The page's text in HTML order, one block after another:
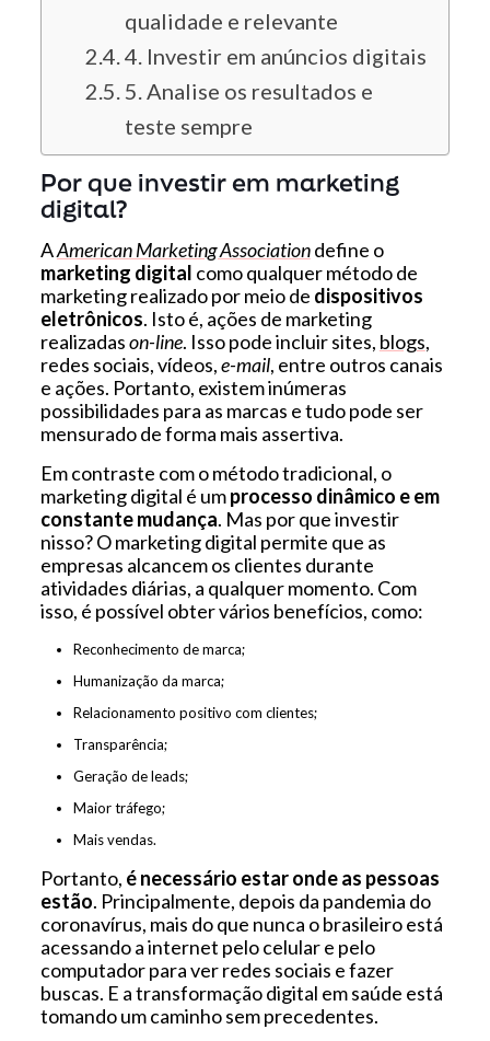
qualidade e relevante
4. Investir em anúncios digitais
5. Analise os resultados e
teste sempre
Por que investir em marketing
digital?
AAmerican Marketing Associationdefine o
marketing digital como qualquer método de
marketing realizado por meio de dispositivos
eletrônicos. Isto é, ações de marketing
realizadason-line. Isso pode incluir sites, blogs,
redes sociais, vídeos,e-mail, entre outros canais
e ações. Portanto, existem inúmeras
possibilidades para as marcas e tudo pode ser
mensurado de forma mais assertiva.
Em contraste com o método tradicional, o
marketing digital é umprocesso dinâmico e em
constante mudança. Mas por que investir
nisso? O marketing digital permite que as
empresas alcancem os clientes durante
atividades diárias, a qualquer momento. Com
isso, é possível obter vários benefícios, como:
Reconhecimento de marca;
Humanização da marca;
Relacionamento positivo com clientes;
Transparência;
Geração de leads;
Maior tráfego;
Mais vendas.
Portanto, é necessário estar onde as pessoas
estão. Principalmente, depois da pandemia do
coronavírus, mais do que nunca o brasileiro está
acessando a internet pelo celular e pelo
computador para ver redes sociais e fazer
buscas. E a transformação digital em saúde está
tomando um caminho sem precedentes.